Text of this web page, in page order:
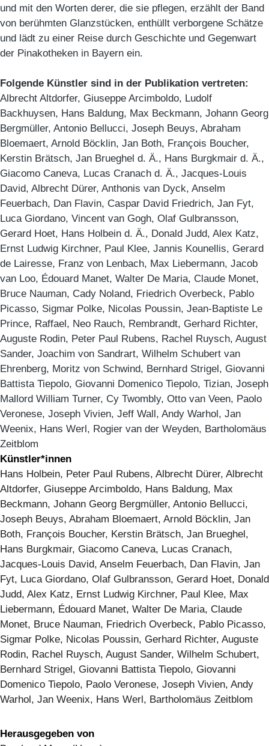
und mit den Worten derer, die sie pflegen, erzählt der Band
von berühmten Glanzstücken, enthüllt verborgene Schätze
und lädt zu einer Reise durch Geschichte und Gegenwart
der Pinakotheken in Bayern ein.
Folgende Künstler sind in der Publikation vertreten:
Albrecht Altdorfer, Giuseppe Arcimboldo, Ludolf
Backhuysen, Hans Baldung, Max Beckmann, Johann Georg
Bergmüller, Antonio Bellucci, Joseph Beuys, Abraham
Bloemaert, Arnold Böcklin, Jan Both, François Boucher,
Kerstin Brätsch, Jan Brueghel d. Ä., Hans Burgkmair d. Ä.,
Giacomo Caneva, Lucas Cranach d. Ä., Jacques-Louis
David, Albrecht Dürer, Anthonis van Dyck, Anselm
Feuerbach, Dan Flavin, Caspar David Friedrich, Jan Fyt,
Luca Giordano, Vincent van Gogh, Olaf Gulbransson,
Gerard Hoet, Hans Holbein d. Ä., Donald Judd, Alex Katz,
Ernst Ludwig Kirchner, Paul Klee, Jannis Kounellis, Gerard
de Lairesse, Franz von Lenbach, Max Liebermann, Jacob
van Loo, Édouard Manet, Walter De Maria, Claude Monet,
Bruce Nauman, Cady Noland, Friedrich Overbeck, Pablo
Picasso, Sigmar Polke, Nicolas Poussin, Jean-Baptiste Le
Prince, Raffael, Neo Rauch, Rembrandt, Gerhard Richter,
Auguste Rodin, Peter Paul Rubens, Rachel Ruysch, August
Sander, Joachim von Sandrart, Wilhelm Schubert van
Ehrenberg, Moritz von Schwind, Bernhard Strigel, Giovanni
Battista Tiepolo, Giovanni Domenico Tiepolo, Tizian, Joseph
Mallord William Turner, Cy Twombly, Otto van Veen, Paolo
Veronese, Joseph Vivien, Jeff Wall, Andy Warhol, Jan
Weenix, Hans Werl, Rogier van der Weyden, Bartholomäus
Zeitblom
Künstler*innen
Hans Holbein, Peter Paul Rubens, Albrecht Dürer, Albrecht
Altdorfer, Giuseppe Arcimboldo, Hans Baldung, Max
Beckmann, Johann Georg Bergmüller, Antonio Bellucci,
Joseph Beuys, Abraham Bloemaert, Arnold Böcklin, Jan
Both, François Boucher, Kerstin Brätsch, Jan Brueghel,
Hans Burgkmair, Giacomo Caneva, Lucas Cranach,
Jacques-Louis David, Anselm Feuerbach, Dan Flavin, Jan
Fyt, Luca Giordano, Olaf Gulbransson, Gerard Hoet, Donald
Judd, Alex Katz, Ernst Ludwig Kirchner, Paul Klee, Max
Liebermann, Édouard Manet, Walter De Maria, Claude
Monet, Bruce Nauman, Friedrich Overbeck, Pablo Picasso,
Sigmar Polke, Nicolas Poussin, Gerhard Richter, Auguste
Rodin, Rachel Ruysch, August Sander, Wilhelm Schubert,
Bernhard Strigel, Giovanni Battista Tiepolo, Giovanni
Domenico Tiepolo, Paolo Veronese, Joseph Vivien, Andy
Warhol, Jan Weenix, Hans Werl, Bartholomäus Zeitblom
Herausgegeben von